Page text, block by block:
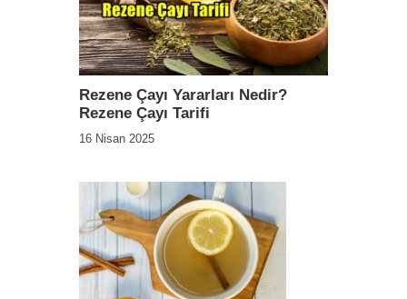
Rezene Çayı Yararları Nedir?
Rezene Çayı Tarifi
16 Nisan 2025